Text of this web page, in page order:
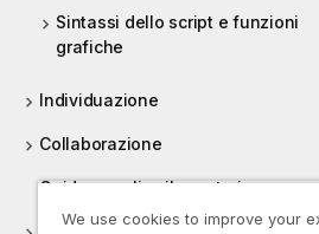
Sintassi dello script e funzioni
grafiche
Individuazione
Collaborazione
Guida per gli sviluppatori
We use cookies to improve your